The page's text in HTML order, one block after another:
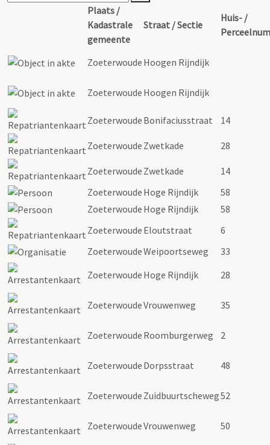
Plaats /
Kadastrale
gemeente
Straat / Sectie
Huis- /
Zoeterwoude Hoogen Rijndijk
Zoeterwoude Hoogen Rijndijk
Zoeterwoude Bonifaciusstraat 14
Zoeterwoude Zwetkade 28
Zoeterwoude Zwetkade
14
Zoeterwoude Hoge Rijndijk
58
Zoeterwoude Hoge Rijndijk
58
Zoeterwoude Eloutstraat
6
ZoeterwoudeWeipoortseweg
33
Zoeterwoude Hoge Rijndijk 28
ZoeterwoudeVrouwenweg 35
Zoeterwoude Roomburgerweg 2
Zoeterwoude Dorpsstraat 48
Zoeterwoude Zuidbuurtscheweg52
ZoeterwoudeVrouwenweg 50